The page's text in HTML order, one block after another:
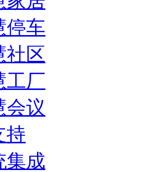
停车
社区
工厂
会议
持
集成